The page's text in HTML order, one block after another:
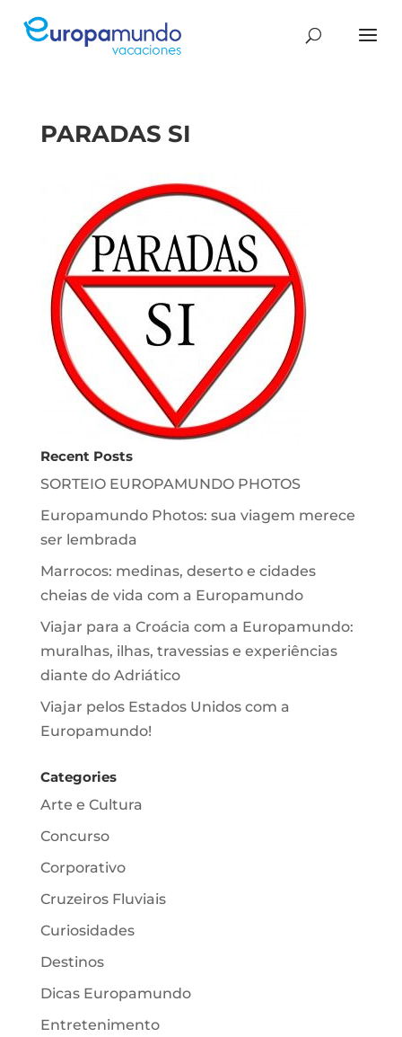
PARADAS SI
Recent Posts
SORTEIO EUROPAMUNDO PHOTOS
Europamundo Photos: sua viagem merece
ser lembrada
Marrocos: medinas, deserto e cidades
cheias de vida com a Europamundo
Viajar para a Croácia com a Europamundo:
muralhas, ilhas, travessias e experiências
diante do Adriático
Viajar pelos Estados Unidos com a
Europamundo!
Categories
Arte e Cultura
Concurso
Corporativo
Cruzeiros Fluviais
Curiosidades
Destinos
Dicas Europamundo
Entretenimento